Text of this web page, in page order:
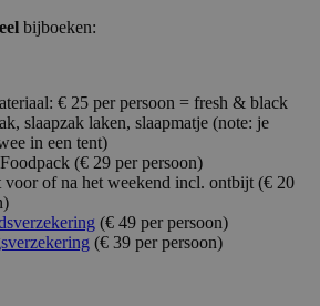
bijboeken:
€ 25 per persoon = fresh & black
slaapzak laken, slaapmatje (note: je
in een tent)
(€ 29 per persoon)
voor of na het weekend incl. ontbijt (€ 20
(€ 49 per persoon)
(€ 39 per persoon)